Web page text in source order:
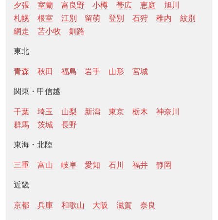
夕張
室蘭 富良野 小樽 帯広 恵庭
旭川
札幌
根室 江別 留萌 登別 石狩 稚内
紋別
網走
苫小牧 釧路
東北
青森 秋田 福島 岩手 山形 宮城
関東・甲信越
千葉 埼玉 山梨 新潟 東京 栃木
神奈川
群馬
茨城 長野
東海・北陸
三重 富山 岐阜 愛知 石川 福井 静岡
近畿
京都 兵庫 和歌山 大阪 滋賀 奈良